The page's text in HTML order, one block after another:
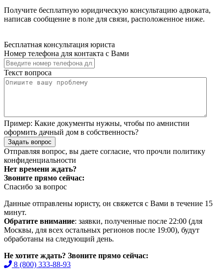
Получите бесплатную юридическую консультацию адвоката,
написав сообщение в поле для связи, расположенное ниже.
Бесплатная консультация юриста
Номер телефона для контакта с Вами
Текст вопроса
Пример: Какие документы нужны, чтобы по амнистии
оформить дачный дом в собственность?
Задать вопрос
Отправляя вопрос, вы даете согласие, что прочли политику
конфиденциальности
Нет времени ждать?
Звоните прямо сейчас:
Спасибо за вопрос
Данные отправлены юристу, он свяжется с Вами в течение 15
минут.
Обратите внимание: заявки, полученные после 22:00 (для
Москвы, для всех остальных регионов после 19:00), будут
обработаны на следующий день.
Не хотите ждать? Звоните прямо сейчас:
8 (800) 333-88-93